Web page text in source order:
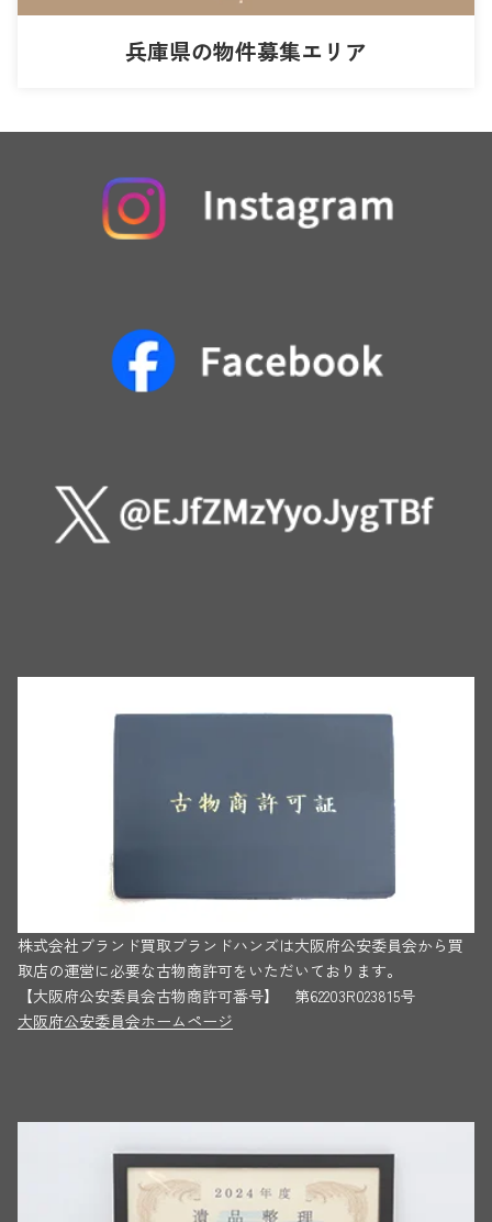
兵庫県の物件募集エリア
株式会社ブランド買取ブランドハンズは大阪府公安委員会から買
取店の運営に必要な古物商許可をいただいております。
【大阪府公安委員会古物商許可番号】 第62203R023815号
大阪府公安委員会ホームページ